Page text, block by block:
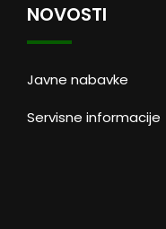
NOVOSTI
Javne nabavke
Servisne informacije